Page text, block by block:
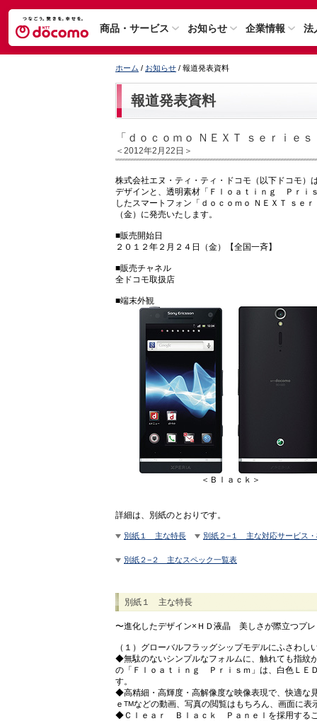
商品・サービス お知らせ 企業情報 法
ホーム / お知らせ / 報道発表資料
報道発表資料
「ｄｏｃｏｍｏ ＮＥＸＴ ｓｅｒｉｅ
＜2012年2月22日＞
株式会社エヌ・ティ・ティ・ドコモ（以下ドコモ）
デザインと、透明素材「Ｆｌｏａｔｉｎｇ Ｐｒｉ
したスマートフォン「ｄｏｃｏｍｏ ＮＥＸＴ ｓｅ
（金）に発売いたします。
■販売開始日
２０１２年２月２４日（金）【全国一斉】
■販売チャネル
全ドコモ取扱店
■端末外観
＜Ｂｌａｃｋ＞
詳細は、別紙のとおりです。
別紙１ 主な特長 別紙２−１ 主な対応サービス
別紙２−２ 主なスペック一覧表
別紙１ 主な特長
〜進化したデザイン×ＨＤ液晶 美しさが際立つプレ
（１）グローバルフラッグシップモデルにふさわ
◆無駄のないシンプルなフォルムに、触れても指紋
の「Ｆｌｏａｔｉｎｇ Ｐｒｉｓｍ」は、白色ＬＥ
す。
◆高精細・高輝度・高解像度な映像表現で、快適な
ｅ TMなどの動画、写真の閲覧はもちろん、画面に
◆Ｃｌｅａｒ Ｂｌａｃｋ Ｐａｎｅｌを採用するこ